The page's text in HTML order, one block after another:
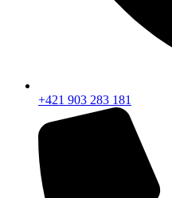
+421 903 283 181